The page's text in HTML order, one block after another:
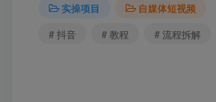
实操项目
自媒体短视频
# 抖音
# 教程 # 流程拆解